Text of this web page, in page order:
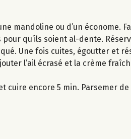
mandoline ou d’un économe.
qu’ils soient al-dente.
Une fois cuites, égoutter et
l’ail écrasé et la crème
encore 5 min. Parsemer